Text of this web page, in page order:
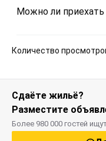
Можно ли
Количество
Сдаёте жильё?
Разместите
Более 980 000 гостей